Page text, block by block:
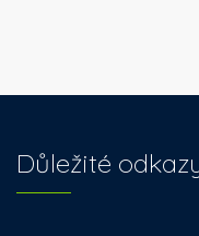
Důležité